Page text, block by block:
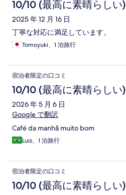
10/10 (最高に素晴らしい)
2025 年 12 月 16 日
丁寧な対応に満足しています。
Tomoyuki、1 泊旅行
宿泊者限定の口コミ
10/10 (最高に素晴らしい)
2026 年 5 月 6 日
Google で翻訳
Café da manhã muito bom
Luiz、1 泊旅行
宿泊者限定の口コミ
10/10 (最高に素晴らしい)